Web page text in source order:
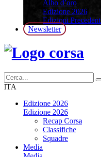
Albo d’oro
Edizione 2026
Edizioni
Newsletter
ITA
Edizione 2026
Edizione 2026
Recap Corsa
Classifiche
Squadre
Media